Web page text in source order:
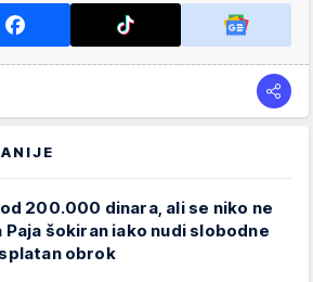
200.000 dinara, ali se niko ne
Paja šokiran iako nudi slobodne
obrok